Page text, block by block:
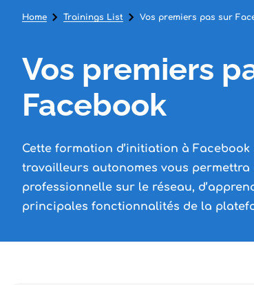
Home Trainings List Vos premiers pas sur
Vos premiers
Facebook
Cette formation d’initiation à
travailleurs autonomes vous permettra
professionnelle sur le réseau,
principales fonctionnalités de la